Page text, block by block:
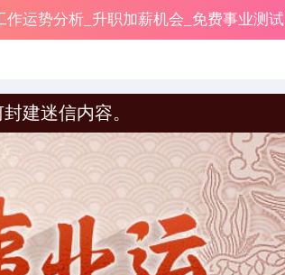
作运势分析_升职加薪机会_免费事业测试